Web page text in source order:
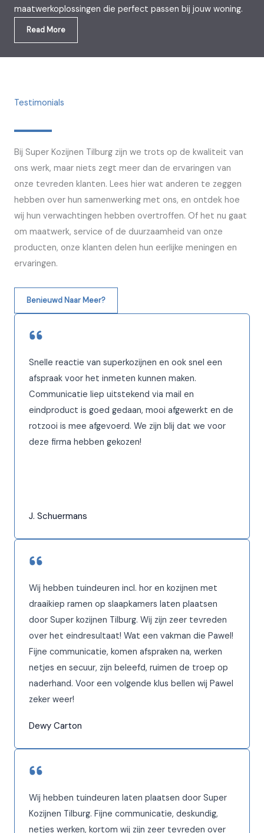
maatwerkoplossingen die perfect passen bij jouw woning.
Read More
Testimonials
Bij Super Kozijnen Tilburg zijn we trots op de kwaliteit van
ons werk, maar niets zegt meer dan de ervaringen van
onze tevreden klanten. Lees hier wat anderen te zeggen
hebben over hun samenwerking met ons, en ontdek hoe
wij hun verwachtingen hebben overtroffen. Of het nu gaat
om maatwerk, service of de duurzaamheid van onze
producten, onze klanten delen hun eerlijke meningen en
ervaringen.
Benieuwd Naar Meer?
Snelle reactie van superkozijnen en ook snel een
afspraak voor het inmeten kunnen maken.
Communicatie liep uitstekend via mail en
eindproduct is goed gedaan, mooi afgewerkt en de
rotzooi is mee afgevoerd. We zijn blij dat we voor
deze firma hebben gekozen!
J. Schuermans
Wij hebben tuindeuren incl. hor en kozijnen met
draaikiep ramen op slaapkamers laten plaatsen
door Super kozijnen Tilburg. Wij zijn zeer tevreden
over het eindresultaat! Wat een vakman die Pawel!
Fijne communicatie, komen afspraken na, werken
netjes en secuur, zijn beleefd, ruimen de troep op
naderhand. Voor een volgende klus bellen wij Pawel
zeker weer!
Dewy Carton
Wij hebben tuindeuren laten plaatsen door Super
Kozijnen Tilburg. Fijne communicatie, deskundig,
netjes werken, kortom wij zijn zeer tevreden over